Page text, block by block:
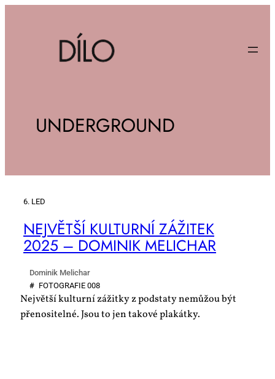
UNDERGROUND
6. LED
NEJ­VĚT­ŠÍ KUL­TUR­NÍ ZÁ­ŽI­TEK
2025 – DO­MI­NIK ME­LI­CHAR
Dominik Melichar
# FO­TO­GRA­FIE 008
Největší kulturní zážitky z podstaty nemůžou být
přenositelné. Jsou to jen takové plakátky.